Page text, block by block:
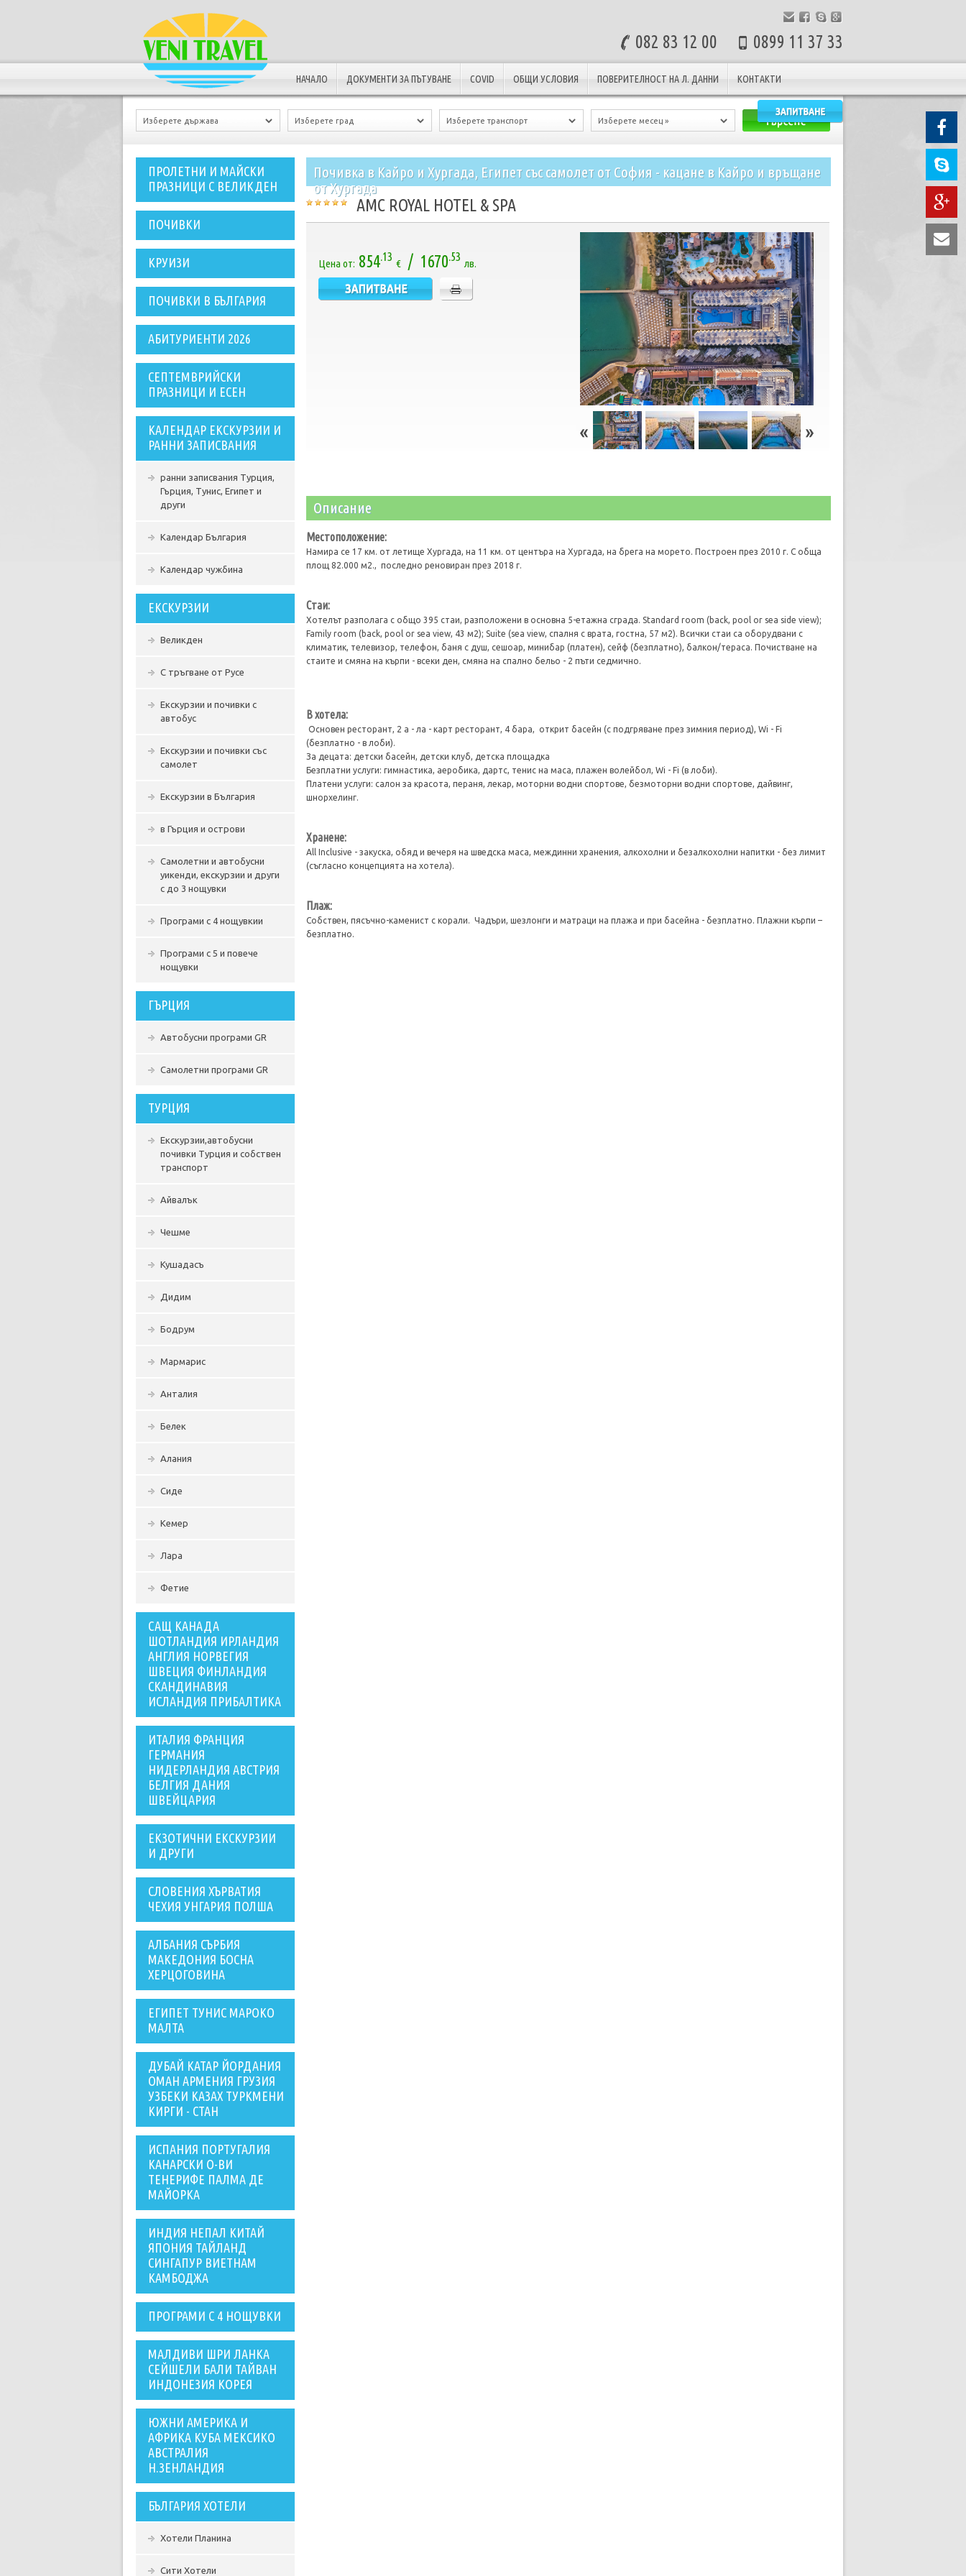
082 83 12 00 0899 11 37 33
НАЧАЛО ДОКУМЕНТИ ЗА ПЪТУВАНЕ COVID ОБЩИ УСЛОВИЯ ПОВЕРИТЕЛНОСТ НА Л. ДАННИ КОНТАКТИ
ПРОЛЕТНИ И МАЙСКИ
ПРАЗНИЦИ С ВЕЛИКДЕН
ПОЧИВКИ
КРУИЗИ
ПОЧИВКИ В БЪЛГАРИЯ
АБИТУРИЕНТИ 2026
СЕПТЕМВРИЙСКИ
ПРАЗНИЦИ И ЕСЕН
КАЛЕНДАР ЕКСКУРЗИИ И
РАННИ ЗАПИСВАНИЯ
ранни записвания Турция,
Гърция, Тунис, Египет и
други
Календар България
Календар чужбина
ЕКСКУРЗИИ
Великден
С тръгване от Русе
Екскурзии и почивки с
автобус
Екскурзии и почивки със
самолет
Екскурзии в България
в Гърция и острови
Самолетни и автобусни
уикенди, екскурзии и други
с до 3 нощувки
Програми с 4 нощувкии
Програми с 5 и повече
нощувки
ГЪРЦИЯ
Автобусни програми GR
Самолетни програми GR
ТУРЦИЯ
Екскурзии,автобусни
почивки Турция и собствен
транспорт
Айвалък
Чешме
Кушадасъ
Дидим
Бодрум
Мармарис
Анталия
Белек
Алания
Сиде
Кемер
Лара
Фетие
САЩ КАНАДА
ШОТЛАНДИЯ ИРЛАНДИЯ
АНГЛИЯ НОРВЕГИЯ
ШВЕЦИЯ ФИНЛАНДИЯ
СКАНДИНАВИЯ
ИСЛАНДИЯ ПРИБАЛТИКА
ИТАЛИЯ ФРАНЦИЯ
ГЕРМАНИЯ
НИДЕРЛАНДИЯ АВСТРИЯ
БЕЛГИЯ ДАНИЯ
ШВЕЙЦАРИЯ
ЕКЗОТИЧНИ ЕКСКУРЗИИ
И ДРУГИ
СЛОВЕНИЯ ХЪРВАТИЯ
ЧЕХИЯ УНГАРИЯ ПОЛША
АЛБАНИЯ СЪРБИЯ
МАКЕДОНИЯ БОСНА
ХЕРЦОГОВИНА
ЕГИПЕТ ТУНИС МАРОКО
МАЛТА
ДУБАЙ КАТАР ЙОРДАНИЯ
ОМАН АРМЕНИЯ ГРУЗИЯ
УЗБЕКИ КАЗАХ ТУРКМЕНИ
КИРГИ - СТАН
ИСПАНИЯ ПОРТУГАЛИЯ
КАНАРСКИ О-ВИ
ТЕНЕРИФЕ ПАЛМА ДЕ
МАЙОРКА
ИНДИЯ НЕПАЛ КИТАЙ
ЯПОНИЯ ТАЙЛАНД
СИНГАПУР ВИЕТНАМ
КАМБОДЖА
ПРОГРАМИ С 4 НОЩУВКИ
МАЛДИВИ ШРИ ЛАНКА
СЕЙШЕЛИ БАЛИ ТАЙВАН
ИНДОНЕЗИЯ КОРЕЯ
ЮЖНИ АМЕРИКА И
АФРИКА КУБА МЕКСИКО
АВСТРАЛИЯ
Н.ЗЕНЛАНДИЯ
БЪЛГАРИЯ ХОТЕЛИ
Хотели Планина
Сити Хотели
Почивка в Кайро и Хургада, Египет със самолет от София - кацане в Кайро и връщане
от Хургада
AMC ROYAL HOTEL & SPA
Цена от: 854.13
€ / 1670.53
лв.
Описание
Местоположение:
Намира се 17 км. от летище Хургада, на 11 км. от центъра на Хургада, на брега на морето. Построен през 2010 г. С обща
площ 82.000 м2., последно реновиран през 2018 г.
Стаи:
Хотелът разполага с общо 395 стаи, разположени в основна 5-етажна сграда. Standard room (back, pool or sea side view);
Family room (back, pool or sea view, 43 м2); Suite (sea view, спалня с врата, гостна, 57 м2). Всички стаи са оборудвани с
климатик, телевизор, телефон, баня с душ, сешоар, минибар (платен), сейф (безплатно), балкон/тераса. Почистване на
стаите и смяна на кърпи - всеки ден, смяна на спално бельо - 2 пъти седмично.
В хотела:
Основен ресторант, 2 а - ла - карт ресторант, 4 бара, открит басейн (с подгряване през зимния период), Wi - Fi
(безплатно - в лоби).
За децата: детски басейн, детски клуб, детска площадка
Безплатни услуги: гимнастика, аеробика, дартс, тенис на маса, плажен волейбол, Wi - Fi (в лоби).
Платени услуги: салон за красота, пераня, лекар, моторни водни спортове, безмоторни водни спортове, дайвинг,
шнорхелинг.
Хранене:
All Inclusive - закуска, обяд и вечеря на шведска маса, междинни хранения, алкохолни и безалкохолни напитки - без лимит
(съгласно концепцията на хотела).
Плаж:
Собствен, пясъчно-каменист с корали. Чадъри, шезлонги и матраци на плажа и при басейна - безплатно. Плажни кърпи –
безплатно.